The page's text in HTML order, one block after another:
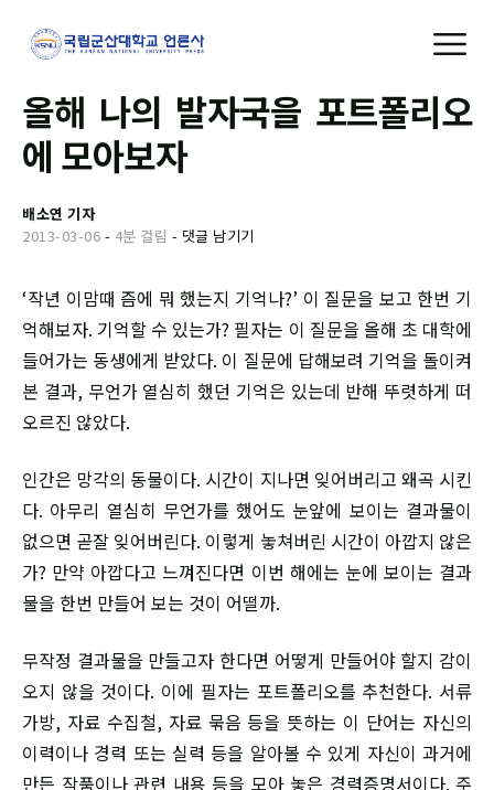
올해 나의 발자국을 포트폴리오
에 모아보자
배소연 기자
2013-03-06 - 4분 걸림 - 댓글 남기기
‘작년 이맘때 즘에 뭐 했는지 기억나?’ 이 질문을 보고 한번 기
억해보자. 기억할 수 있는가? 필자는 이 질문을 올해 초 대학에
들어가는 동생에게 받았다. 이 질문에 답해보려 기억을 돌이켜
본 결과, 무언가 열심히 했던 기억은 있는데 반해 뚜렷하게 떠
오르진 않았다.
인간은 망각의 동물이다. 시간이 지나면 잊어버리고 왜곡 시킨
다. 아무리 열심히 무언가를 했어도 눈앞에 보이는 결과물이
없으면 곧잘 잊어버린다. 이렇게 놓쳐버린 시간이 아깝지 않은
가? 만약 아깝다고 느껴진다면 이번 해에는 눈에 보이는 결과
물을 한번 만들어 보는 것이 어떨까.
무작정 결과물을 만들고자 한다면 어떻게 만들어야 할지 감이
오지 않을 것이다. 이에 필자는 포트폴리오를 추천한다. 서류
가방, 자료 수집철, 자료 묶음 등을 뜻하는 이 단어는 자신의
이력이나 경력 또는 실력 등을 알아볼 수 있게 자신이 과거에
만든 작품이나 관련 내용 등을 모아 놓은 경력증명서이다. 주